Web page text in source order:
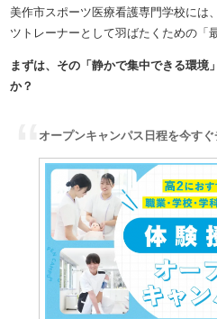
美作市スポーツ医療看護専門学校には
ツトレーナーとして羽ばたくための「
まずは、その「静かで集中できる環境
か？
オープンキャンパス日程を今すぐ